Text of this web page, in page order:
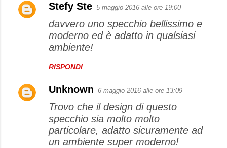
Stefy Ste 5 maggio 2016 alle ore 19:00
davvero uno specchio bellissimo e
moderno ed è adatto in qualsiasi
ambiente!
RISPONDI
Unknown 6 maggio 2016 alle ore 13:09
Trovo che il design di questo
specchio sia molto molto
particolare, adatto sicuramente ad
un ambiente super moderno!